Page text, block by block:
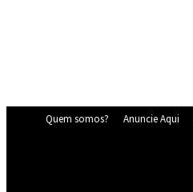
Quem somos? Anuncie Aqui